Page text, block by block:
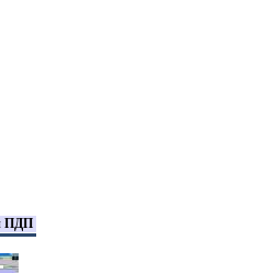
ПДП